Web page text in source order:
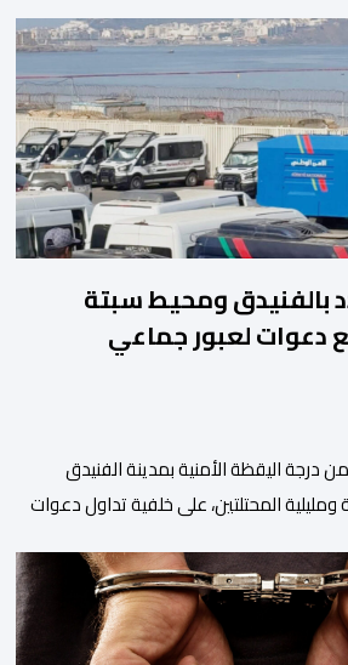
ومحيط سبتة
دعوات لعبور جماعي
درجة اليقظة الأمنية بمدينة الفنيدق
المحتلتين، على خلفية تداول دعوات
للوصول إلى المدينتين يوم 15 غشت الجاري. وعرفت المناطق الشمالية
أمنيا مكثفا، خاصة بالمحاور الطرقية
جرى تعزيز الدوريات وإقامة […]